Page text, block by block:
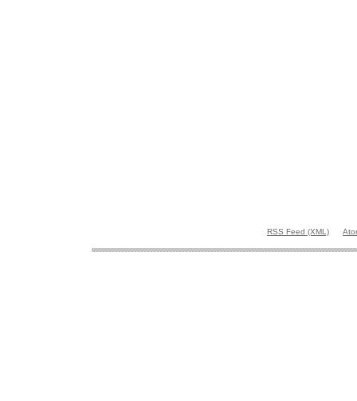
RSS Feed (XML)